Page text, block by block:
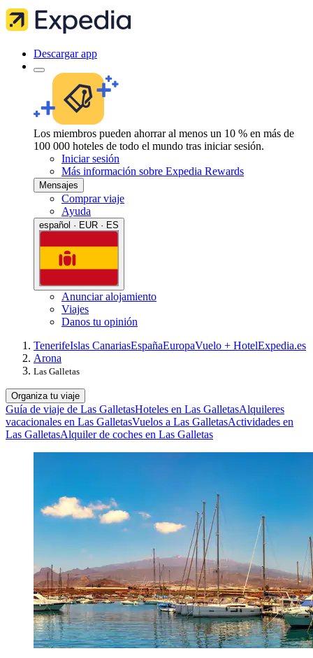
Descargar app
Los miembros pueden ahorrar al menos un 10 % en más de
100 000 hoteles de todo el mundo tras iniciar sesión.
Iniciar sesión
Más información sobre Expedia Rewards
Mensajes
Comprar viaje
Ayuda
español · EUR · ES
Anunciar alojamiento
Viajes
Danos tu opinión
TenerifeIslas CanariasEspañaEuropaVuelo + HotelExpedia.es
Arona
Las Galletas
Organiza tu viaje
Guía de viaje de Las GalletasHoteles en Las GalletasAlquileres
vacacionales en Las GalletasVuelos a Las GalletasActividades en
Las GalletasAlquiler de coches en Las Galletas